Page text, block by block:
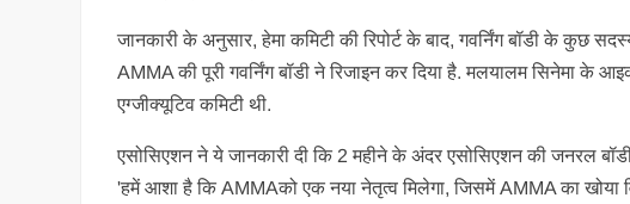
जानकारी के अनुसार, हेमा कमिटी की रिपोर्ट के बाद, गवर्निंग बॉडी के कुछ
AMMA की पूरी गवर्निंग बॉडी ने रिजाइन कर दिया है. मलयालम सिनेमा
एग्जीक्यूटिव कमिटी थी.
एसोसिएशन ने ये जानकारी दी कि 2 महीने के अंदर एसोसिएशन की जनरल बॉडी
'हमें आशा है कि AMMAको एक नया नेतृत्व मिलेगा, जिसमें AMMA का